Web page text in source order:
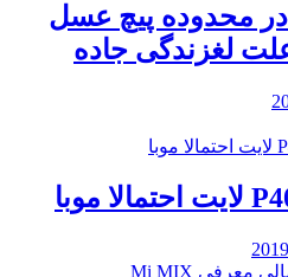
محدوده پیچ عسل
لغزندگی جاده